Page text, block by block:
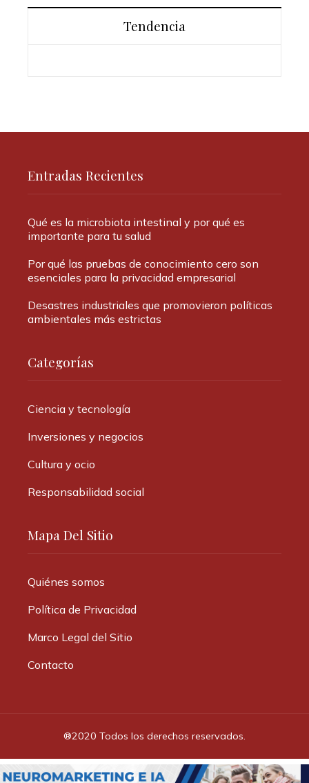
Tendencia
Entradas Recientes
Qué es la microbiota intestinal y por qué es
importante para tu salud
Por qué las pruebas de conocimiento cero son
esenciales para la privacidad empresarial
Desastres industriales que promovieron políticas
ambientales más estrictas
Categorías
Ciencia y tecnología
Inversiones y negocios
Cultura y ocio
Responsabilidad social
Mapa Del Sitio
Quiénes somos
Política de Privacidad
Marco Legal del Sitio
Contacto
®2020 Todos los derechos reservados.